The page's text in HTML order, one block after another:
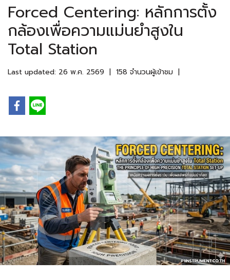
Forced Centering: หลักการตั้ง
กล้องเพื่อความแม่นยำสูงใน
Total Station
Last updated: 26 พ.ค. 2569 | 158 จำนวนผู้เข้าชม |